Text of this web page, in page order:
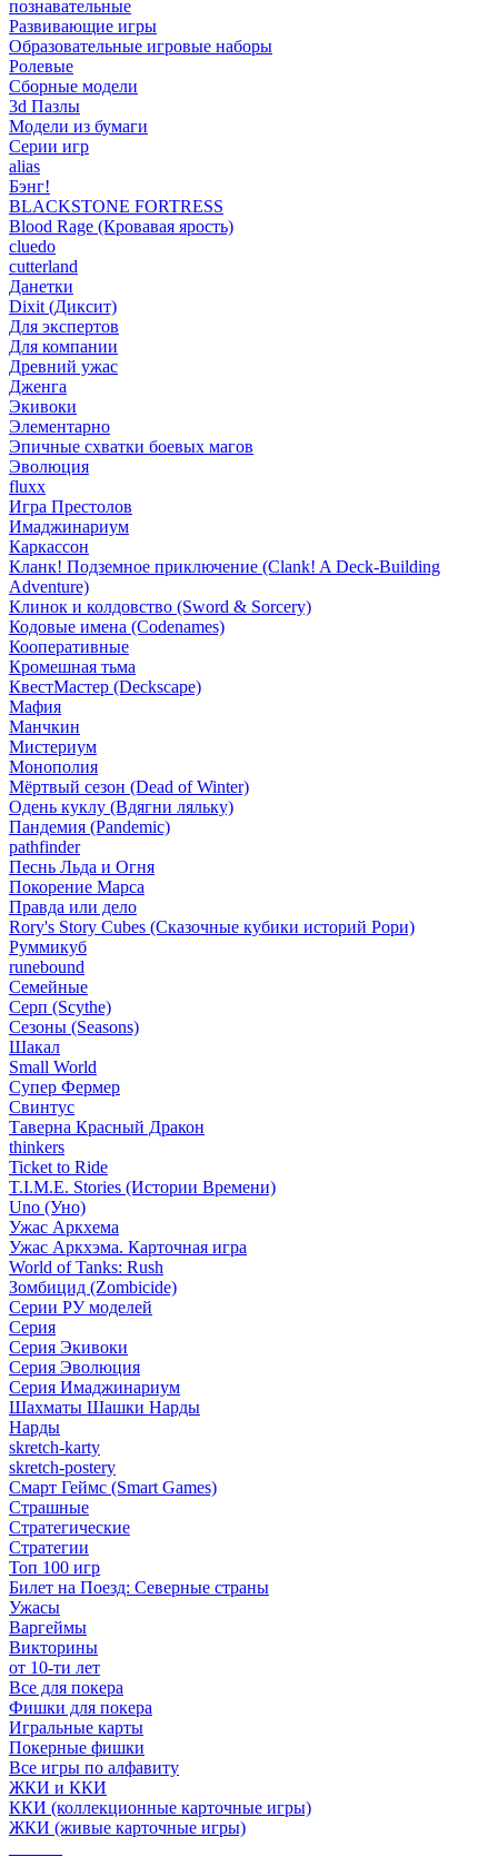
познавательные
Развивающие игры
Образовательные игровые наборы
Ролевые
Сборные модели
3d Пазлы
Модели из бумаги
Серии игр
alias
Бэнг!
BLACKSTONE FORTRESS
Blood Rage (Кровавая ярость)
cluedo
cutterland
Данетки
Dixit (Диксит)
Для экспертов
Для компании
Древний ужас
Дженга
Экивоки
Элементарно
Эпичные схватки боевых магов
Эволюция
fluxx
Игра Престолов
Имаджинариум
Каркассон
Кланк! Подземное приключение (Clank! A Deck-Building
Adventure)
Клинок и колдовство (Sword & Sorcery)
Кодовые имена (Codenames)
Кооперативные
Кромешная тьма
КвестМастер (Deckscape)
Мафия
Манчкин
Мистериум
Монополия
Мёртвый сезон (Dead of Winter)
Одень куклу (Вдягни ляльку)
Пандемия (Pandemic)
pathfinder
Песнь Льда и Огня
Покорение Марса
Правда или дело
Rory's Story Cubes (Сказочные кубики историй Рори)
Руммикуб
runebound
Семейные
Серп (Scythe)
Сезоны (Seasons)
Шакал
Small World
Супер Фермер
Свинтус
Таверна Красный Дракон
thinkers
Ticket to Ride
T.I.M.E. Stories (Истории Времени)
Uno (Уно)
Ужас Аркхема
Ужас Аркхэма. Карточная игра
World of Tanks: Rush
Зомбицид (Zombicide)
Серии РУ моделей
Серия
Серия Экивоки
Серия Эволюция
Серия Имаджинариум
Шахматы Шашки Нарды
Нарды
skretch-karty
skretch-postery
Смарт Геймс (Smart Games)
Страшные
Стратегические
Стратегии
Топ 100 игр
Билет на Поезд: Северные страны
Ужасы
Варгеймы
Викторины
от 10-ти лет
Все для покера
Фишки для покера
Игральные карты
Покерные фишки
Все игры по алфавиту
ЖКИ и ККИ
ККИ (коллекционные карточные игры)
ЖКИ (живые карточные игры)